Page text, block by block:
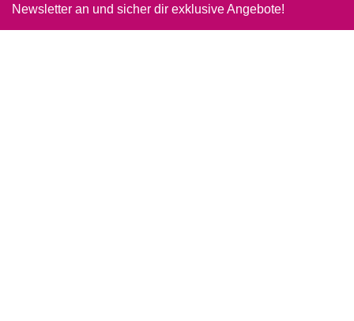
Newsletter an und sicher dir exklusive Angebote!